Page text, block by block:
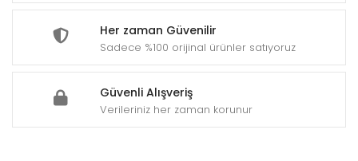
Her zaman Güvenilir
Sadece %100 orijinal ürünler satıyoruz
Güvenli Alışveriş
Verileriniz her zaman korunur